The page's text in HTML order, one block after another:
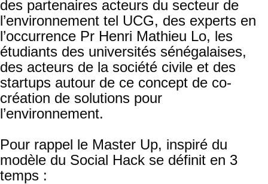
des partenaires acteurs du secteur de
l’environnement tel UCG, des experts en
l’occurrence Pr Henri Mathieu Lo, les
étudiants des universités sénégalaises,
des acteurs de la société civile et des
startups autour de ce concept de co-
création de solutions pour
l’environnement.
Pour rappel le Master Up, inspiré du
modèle du Social Hack se définit en 3
temps :